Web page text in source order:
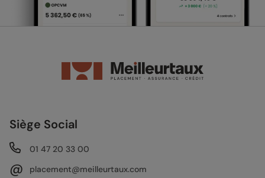
Siège Social
01 47 20 33 00
@
placement@meilleurtaux.com